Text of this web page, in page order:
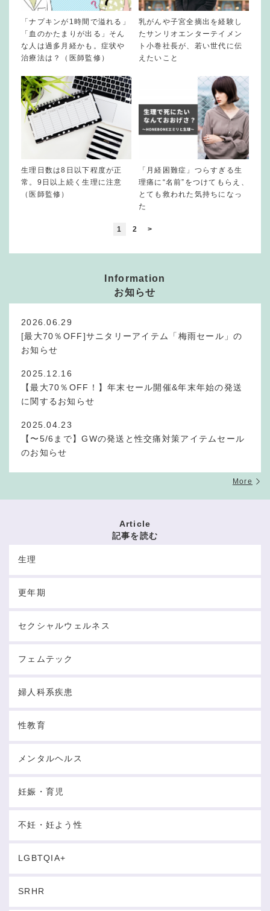
「ナプキンが1時間で溢れる」
「血のかたまりが出る」そん
な人は過多月経かも。症状や
治療法は？（医師監修）
乳がんや子宮全摘出を経験し
たサンリオエンターテイメン
ト小巻社長が、若い世代に伝
えたいこと
生理日数は8日以下程度が正
常。9日以上続く生理に注意
（医師監修）
「月経困難症」つらすぎる生
理痛に“名前”をつけてもらえ、
とても救われた気持ちになっ
た
1 2 >
Information
お知らせ
2026.06.29
[最大70％OFF]サニタリーアイテム「梅雨セール」の
お知らせ
2025.12.16
【最大70％OFF！】年末セール開催&年末年始の発送
に関するお知らせ
2025.04.23
【〜5/6まで】GWの発送と性交痛対策アイテムセール
のお知らせ
More
Article
記事を読む
生理
更年期
セクシャルウェルネス
フェムテック
婦人科系疾患
性教育
メンタルヘルス
妊娠・育児
不妊・妊よう性
LGBTQIA+
SRHR